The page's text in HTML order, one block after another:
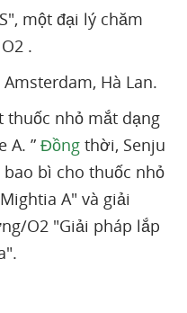
một đại lý chăm
.
Hà Lan.
thuốc nhỏ mắt dạng
A. ” Đồng thời, Senju
bì cho thuốc nhỏ
A" và giải
O2 "Giải pháp lắp